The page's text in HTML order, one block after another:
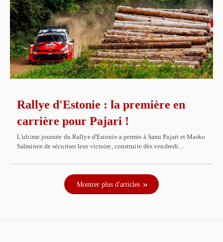
Rallye d'Estonie : la première en
carrière pour Pajari !
L'ultime journée du Rallye d'Estonie a permis à Sami Pajari et Marko
Salminen de sécuriser leur victoire, construite dès vendredi…
Montrer plus d'articles